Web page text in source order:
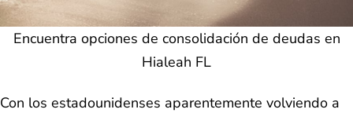
Encuentra opciones de consolidación de deudas en
Hialeah FL
Con los estadounidenses aparentemente volviendo a